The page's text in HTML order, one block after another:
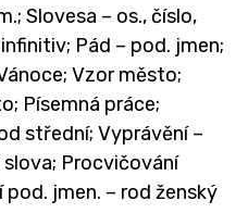
Slovesa – os., číslo,
Pád – pod. jmen;
Vzor město;
Písemná práce;
střední; Vyprávění –
Procvičování
jmen. – rod ženský